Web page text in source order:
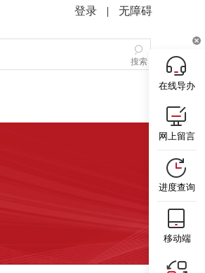
| 无障碍
搜索
在线导办
网上留言
进度查询
移动端